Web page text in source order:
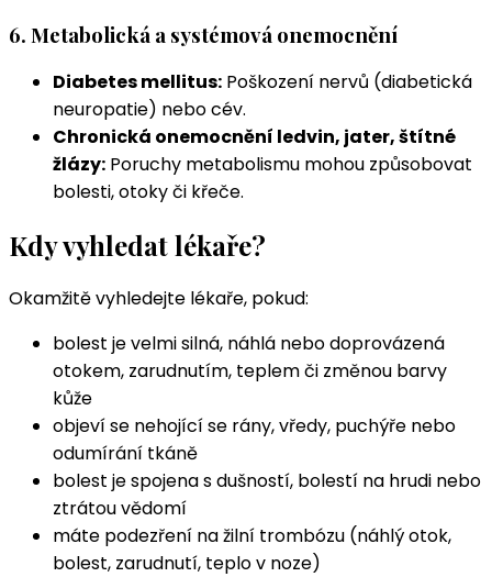
6. Metabolická a systémová onemocnění
Diabetes mellitus: Poškození nervů (diabetická
neuropatie) nebo cév.
Chronická onemocnění ledvin, jater, štítné
žlázy: Poruchy metabolismu mohou způsobovat
bolesti, otoky či křeče.
Kdy vyhledat lékaře?
Okamžitě vyhledejte lékaře, pokud:
bolest je velmi silná, náhlá nebo doprovázená
otokem, zarudnutím, teplem či změnou barvy
kůže
objeví se nehojící se rány, vředy, puchýře nebo
odumírání tkáně
bolest je spojena s dušností, bolestí na hrudi nebo
ztrátou vědomí
máte podezření na žilní trombózu (náhlý otok,
bolest, zarudnutí, teplo v noze)